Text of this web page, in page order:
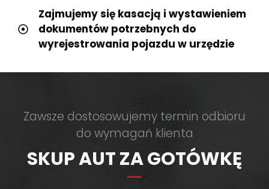
Zajmujemy się kasacją i wystawieniem
dokumentów potrzebnych do
wyrejestrowania pojazdu w urzędzie
Zawsze dostosowujemy termin odbioru
do wymagań klienta
SKUP AUT ZA GOTÓWKĘ